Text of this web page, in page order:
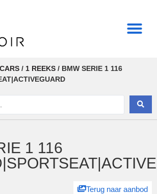
CARS / 1 REEKS / BMW SERIE 1 116
1 116
Terug naar aanbod